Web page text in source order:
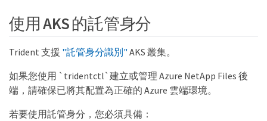
使用 AKS 的託管身分
Trident 支援 "託管身分識別" AKS 叢集。
如果您使用 `tridentctl`建立或管理 Azure NetApp Files 後
端，請確保已將其配置為正確的 Azure 雲端環境。
若要使用託管身分，您必須具備：